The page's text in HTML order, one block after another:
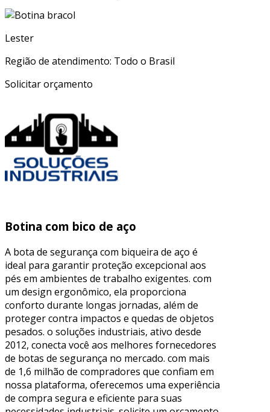
Lester
Região de atendimento: Todo o Brasil
Solicitar orçamento
Botina com bico de aço
A bota de segurança com biqueira de aço é
ideal para garantir proteção excepcional aos
pés em ambientes de trabalho exigentes. com
um design ergonômico, ela proporciona
conforto durante longas jornadas, além de
proteger contra impactos e quedas de objetos
pesados. o soluções industriais, ativo desde
2012, conecta você aos melhores fornecedores
de botas de segurança no mercado. com mais
de 1,6 milhão de compradores que confiam em
nossa plataforma, oferecemos uma experiência
de compra segura e eficiente para suas